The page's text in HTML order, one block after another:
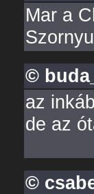
Mar a
© buda_
az
de az
©